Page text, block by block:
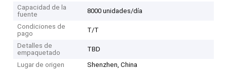
Capacidad de la
fuente
8000 unidades/día
Condiciones de
pago
T/T
Detalles de
empaquetado
TBD
Lugar de origen Shenzhen, China